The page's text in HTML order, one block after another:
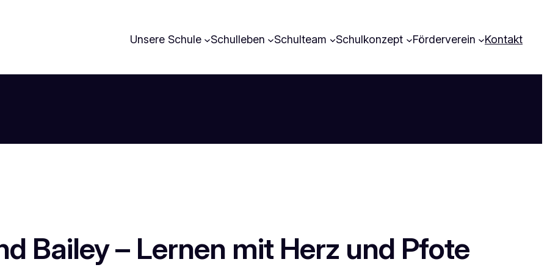
Unsere Schule Schulleben Schulteam Schulkonzept Förderverein Kontakt
Bailey – Lernen mit Herz und Pfote